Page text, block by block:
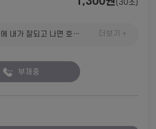
(30초)
누나 그리고 누나들은 나중에 내가 잘되고 나면 호강하고 그러니까 조금만 기다려줘 그녀는 지금 발이 동동굴러 가기 시작했을거야 전화기 오면 그때 잘 이야기 해볼게요 더보기 +
부재중